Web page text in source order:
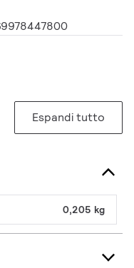
Espandi tutto
0,205 kg